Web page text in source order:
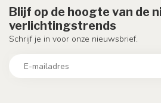
Blijf op de hoogte van de
verlichtingstrends
Schrijf je in voor onze nieuwsbrief.